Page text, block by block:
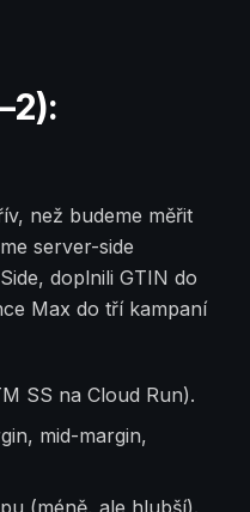
než budeme měřit
server-side
doplnili GTIN do
Max do tří kampaní
SS na Cloud Run).
mid-margin,
(méně, ale hlubší).